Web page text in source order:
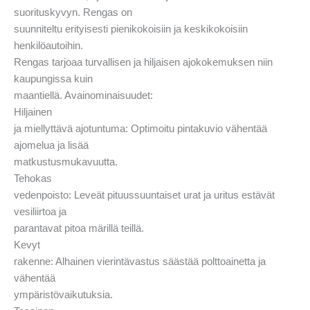
suorituskyvyn. Rengas on
suunniteltu erityisesti pienikokoisiin ja keskikokoisiin
henkilöautoihin.
Rengas tarjoaa turvallisen ja hiljaisen ajokokemuksen niin
kaupungissa kuin
maantiellä. Avainominaisuudet:
Hiljainen
ja miellyttävä ajotuntuma: Optimoitu pintakuvio vähentää
ajomelua ja lisää
matkustusmukavuutta.
Tehokas
vedenpoisto: Leveät pituussuuntaiset urat ja uritus estävät
vesiliirtoa ja
parantavat pitoa märillä teillä.
Kevyt
rakenne: Alhainen vierintävastus säästää polttoainetta ja
vähentää
ympäristövaikutuksia.